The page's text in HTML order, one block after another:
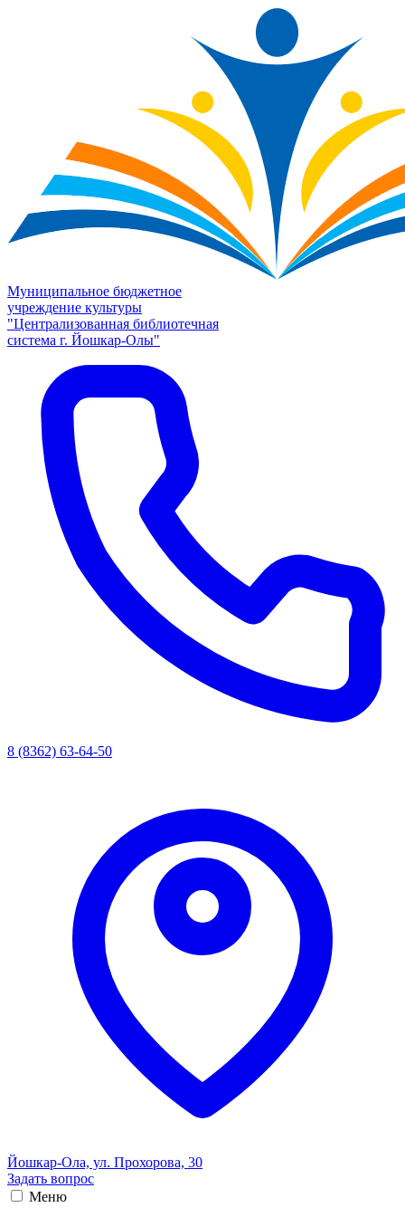
Муниципальное бюджетное
учреждение культуры
"Централизованная библиотечная
система г. Йошкар-Олы"
8 (8362) 63-64-50
Йошкар-Ола, ул. Прохорова, 30
Задать вопрос
Меню